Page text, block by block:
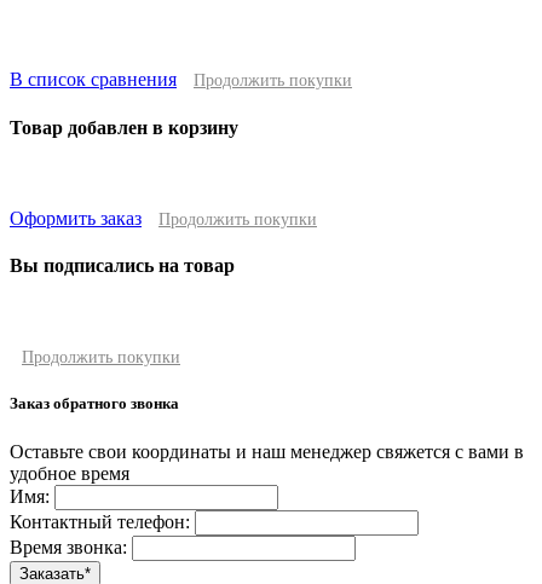
В список сравнения Продолжить покупки
Товар добавлен в корзину
Оформить заказ Продолжить покупки
Вы подписались на товар
Продолжить покупки
Заказ обратного звонка
Оставьте свои координаты и наш менеджер свяжется с вами в
удобное время
Имя:
Контактный телефон:
Время звонка: